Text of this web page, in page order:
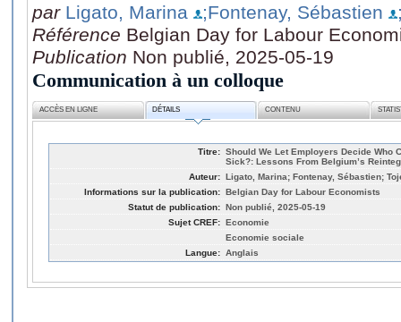
par Ligato, Marina ;Fontenay, Sébastien
Référence Belgian Day for Labour
Publication Non publié, 2025-05-19
Communication à un colloque
ACCÈS EN LIGNE DÉTAILS CONTENU
Titre: Should We Let Employers Decide Who
Sick?: Lessons From Belgium’s
Auteur: Ligato, Marina; Fontenay, Sébastien;
Informations sur la publication: Belgian Day for Labour Economists
Statut de publication: Non publié, 2025-05-19
Sujet CREF: Economie
Economie sociale
Langue: Anglais